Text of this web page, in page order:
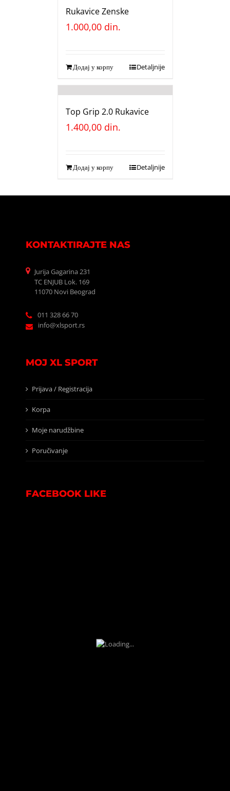
Rukavice Zenske
1.000,00 din.
Додај у корпу Detaljnije
Top Grip 2.0 Rukavice
1.400,00 din.
Додај у корпу Detaljnije
KONTAKTIRAJTE NAS
Jurija Gagarina 231
TC ENJUB Lok. 169
11070 Novi Beograd
011 328 66 70
info@xlsport.rs
MOJ XL SPORT
Prijava / Registracija
Korpa
Moje narudžbine
Poručivanje
FACEBOOK LIKE